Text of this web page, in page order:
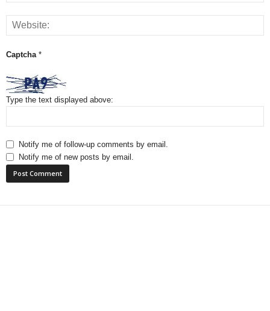
Captcha *
Type the text displayed above:
Notify me of follow-up comments by email.
Notify me of new posts by email.